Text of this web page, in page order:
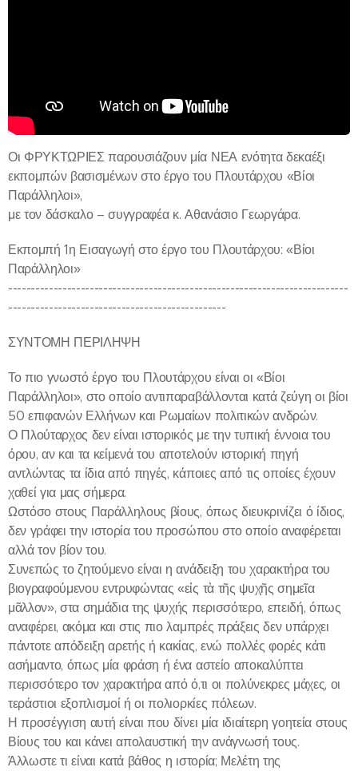
Οι ΦΡΥΚΤΩΡΙΕΣ παρουσιάζουν μία ΝΕΑ ενότητα δεκαέξι
εκπομπών βασισμένων στο έργο του Πλουτάρχου «Βίοι
Παράλληλοι»,
με τον δάσκαλο – συγγραφέα κ. Αθανάσιο Γεωργάρα.
Εκπομπή 1η Εισαγωγή στο έργο του Πλουτάρχου: «Βίοι
Παράλληλοι»
---------------------------------------------------------------------------
------------------------------------------------
ΣΥΝΤΟΜΗ ΠΕΡΙΛΗΨΗ
Το πιο γνωστό έργο του Πλουτάρχου είναι οι «Βίοι
Παράλληλοι», στο οποίο αντιπαραβάλλονται κατά ζεύγη οι βίοι
50 επιφανών Ελλήνων και Ρωμαίων πολιτικών ανδρών.
Ο Πλούταρχος δεν είναι ιστορικός με την τυπική έννοια του
όρου, αν και τα κείμενά του αποτελούν ιστορική πηγή
αντλώντας τα ίδια από πηγές, κάποιες από τις οποίες έχουν
χαθεί για μας σήμερα.
Ωστόσο στους Παράλληλους βίους, όπως διευκρινίζει ό ίδιος,
δεν γράφει την ιστορία του προσώπου στο οποίο αναφέρεται
αλλά τον βίον του.
Συνεπώς το ζητούμενο είναι η ανάδειξη του χαρακτήρα του
βιογραφούμενου εντρυφώντας «εἰς τὰ τῆς ψυχῆς σημεῖα
μᾶλλον», στα σημάδια της ψυχής περισσότερο, επειδή, όπως
αναφέρει, ακόμα και στις πιο λαμπρές πράξεις δεν υπάρχει
πάντοτε απόδειξη αρετής ή κακίας, ενώ πολλές φορές κάτι
ασήμαντο, όπως μία φράση ή ένα αστείο αποκαλύπτει
περισσότερο τον χαρακτήρα από ό,τι οι πολύνεκρες μάχες, οι
τεράστιοι εξοπλισμοί ή οι πολιορκίες πόλεων.
Η προσέγγιση αυτή είναι που δίνει μία ιδιαίτερη γοητεία στους
Βίους του και κάνει απολαυστική την ανάγνωσή τους.
Άλλωστε τι είναι κατά βάθος η ιστορία; Μελέτη της